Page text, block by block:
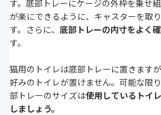
す。底部トレーにケージの外枠を乗せ
が楽にできるように、キャスターを取
す。さらに、 底部トレーの内寸をよく
す。
猫用のトイレは底部トレーに置きます
好みのトイレが置けません。可能な限
部トレーのサイズは使用しているトイ
しましょう。